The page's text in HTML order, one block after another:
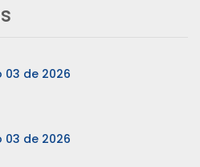
03 de 2026
03 de 2026